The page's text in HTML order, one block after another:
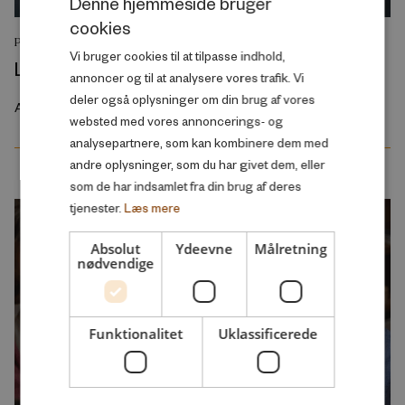
PODCAST
Lærernes flugt fra folkeskolen
August 2026
cookies
Vi bruger cookies til at tilpasse indhold,
annoncer og til at analysere vores trafik. Vi
deler også oplysninger om din brug af vores
websted med vores annoncerings- og
analysepartnere, som kan kombinere dem med
andre oplysninger, som du har givet dem, eller
som de har indsamlet fra din brug af deres
tjenester. Læs mere
Absolut
nødvendige
Ydeevne Målretning
Funktionalitet Uklassificerede